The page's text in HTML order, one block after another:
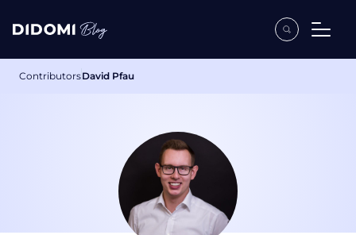
ContributorsDavid Pfau